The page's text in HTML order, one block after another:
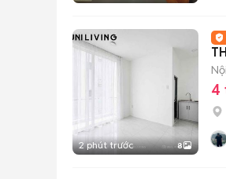
2 phút trước 8
4